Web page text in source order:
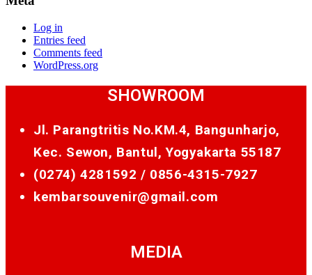
Log in
Entries feed
Comments feed
WordPress.org
SHOWROOM
Jl. Parangtritis No.KM.4, Bangunharjo,
Kec. Sewon, Bantul, Yogyakarta 55187
(0274) 4281592 / 0856-4315-7927
kembarsouvenir@gmail.com
MEDIA